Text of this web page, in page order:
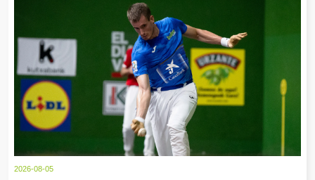
2026-08-05